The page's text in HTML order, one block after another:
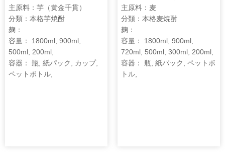
主原料：芋（黄金千貫）
分類：本格芋焼酎
麹：
容量： 1800ml, 900ml,
500ml, 200ml,
容器： 瓶, 紙パック, カップ,
ペットボトル,
主原料：麦
分類：本格麦焼酎
麹：
容量： 1800ml, 900ml,
720ml, 500ml, 300ml, 200ml,
容器： 瓶, 紙パック, ペットボ
トル,